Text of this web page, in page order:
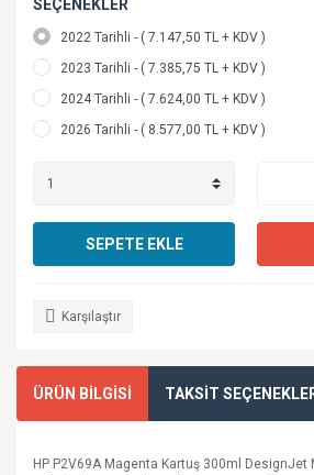
SEÇENEKLER
2022 Tarihli - ( 7.147,50 TL + KDV )
2023 Tarihli - ( 7.385,75 TL + KDV )
2024 Tarihli - ( 7.624,00 TL + KDV )
2026 Tarihli - ( 8.577,00 TL + KDV )
SEPETE EKLE
Karşılaştır
ÜRÜN BİLGİSİ TAKSİT
HP P2V69A Magenta Kartuş 300ml DesignJet